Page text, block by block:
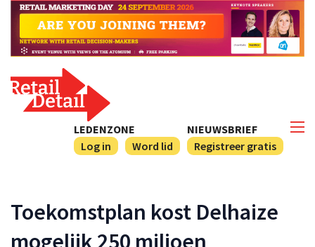
NIEUWSBRIEF
Registreer gratis
LEDENZONE
Log in
Word lid
Toekomstplan kost Delhaize
mogelijk 250 miljoen